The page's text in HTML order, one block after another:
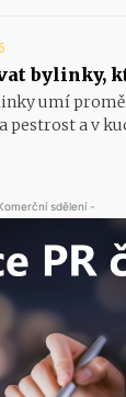
bylinky,
umí
pestrost a v
sdělení -